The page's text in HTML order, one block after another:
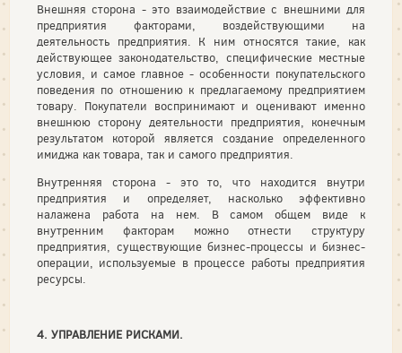
Внешняя сторона - это взаимодействие с внешними для
предприятия факторами, воздействующими на
деятельность предприятия. К ним относятся такие, как
действующее законодательство, специфические местные
условия, и самое главное - особенности покупательского
поведения по отношению к предлагаемому предприятием
товару. Покупатели воспринимают и оценивают именно
внешнюю сторону деятельности предприятия, конечным
результатом которой является создание определенного
имиджа как товара, так и самого предприятия.
Внутренняя сторона - это то, что находится внутри
предприятия и определяет, насколько эффективно
налажена работа на нем. В самом общем виде к
внутренним факторам можно отнести структуру
предприятия, существующие бизнес-процессы и бизнес-
операции, используемые в процессе работы предприятия
ресурсы.
4. УПРАВЛЕНИЕ РИСКАМИ.